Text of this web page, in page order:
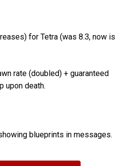
for Tetra (was 8.3, now is
rate (doubled) + guaranteed
upon death.
blueprints in messages.